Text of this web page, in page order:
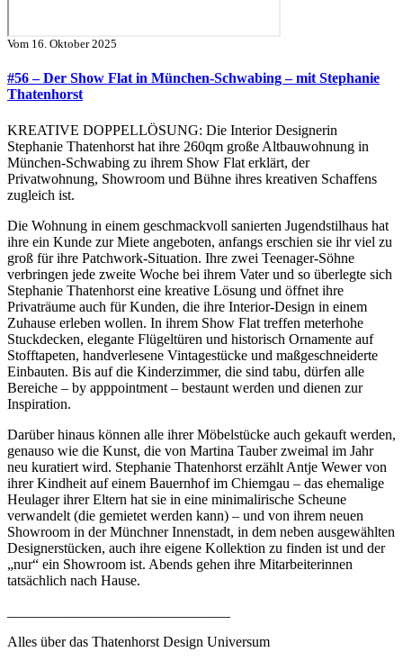
Vom 16. Oktober 2025
#56 – Der Show Flat in München-Schwabing – mit Stephanie
Thatenhorst
KREATIVE DOPPELLÖSUNG: Die Interior Designerin
Stephanie Thatenhorst hat ihre 260qm große Altbauwohnung in
München-Schwabing zu ihrem Show Flat erklärt, der
Privatwohnung, Showroom und Bühne ihres kreativen Schaffens
zugleich ist.
Die Wohnung in einem geschmackvoll sanierten Jugendstilhaus hat
ihre ein Kunde zur Miete angeboten, anfangs erschien sie ihr viel zu
groß für ihre Patchwork-Situation. Ihre zwei Teenager-Söhne
verbringen jede zweite Woche bei ihrem Vater und so überlegte sich
Stephanie Thatenhorst eine kreative Lösung und öffnet ihre
Privaträume auch für Kunden, die ihre Interior-Design in einem
Zuhause erleben wollen. In ihrem Show Flat treffen meterhohe
Stuckdecken, elegante Flügeltüren und historisch Ornamente auf
Stofftapeten, handverlesene Vintagestücke und maßgeschneiderte
Einbauten. Bis auf die Kinderzimmer, die sind tabu, dürfen alle
Bereiche – by apppointment – bestaunt werden und dienen zur
Inspiration.
Darüber hinaus können alle ihrer Möbelstücke auch gekauft werden,
genauso wie die Kunst, die von Martina Tauber zweimal im Jahr
neu kuratiert wird. Stephanie Thatenhorst erzählt Antje Wewer von
ihrer Kindheit auf einem Bauernhof im Chiemgau – das ehemalige
Heulager ihrer Eltern hat sie in eine minimalirische Scheune
verwandelt (die gemietet werden kann) – und von ihrem neuen
Showroom in der Münchner Innenstadt, in dem neben ausgewählten
Designerstücken, auch ihre eigene Kollektion zu finden ist und der
„nur“ ein Showroom ist. Abends gehen ihre Mitarbeiterinnen
tatsächlich nach Hause.
Alles über das Thatenhorst Design Universum